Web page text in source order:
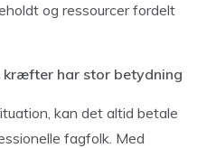
og ressourcer fordelt
har stor betydning
kan det altid betale
fagfolk. Med